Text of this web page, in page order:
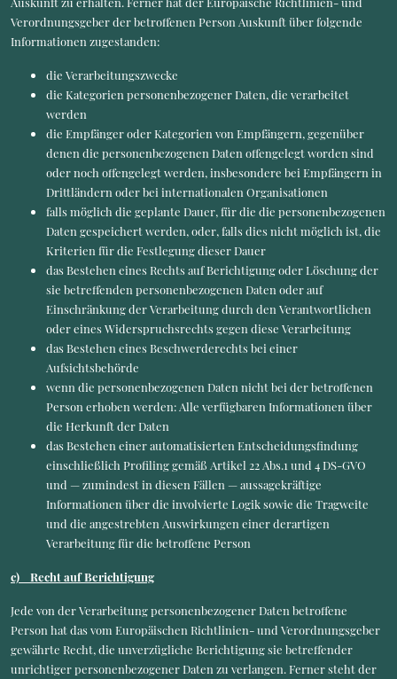
Verordnungsgeber der betroffenen Person Auskunft über folgende
Informationen zugestanden:
die Verarbeitungszwecke
die Kategorien personenbezogener Daten, die verarbeitet
werden
die Empfänger oder Kategorien von Empfängern, gegenüber
denen die personenbezogenen Daten offengelegt worden sind
oder noch offengelegt werden, insbesondere bei Empfängern in
Drittländern oder bei internationalen Organisationen
falls möglich die geplante Dauer, für die die personenbezogenen
Daten gespeichert werden, oder, falls dies nicht möglich ist, die
Kriterien für die Festlegung dieser Dauer
das Bestehen eines Rechts auf Berichtigung oder Löschung der
sie betreffenden personenbezogenen Daten oder auf
Einschränkung der Verarbeitung durch den Verantwortlichen
oder eines Widerspruchsrechts gegen diese Verarbeitung
das Bestehen eines Beschwerderechts bei einer
Aufsichtsbehörde
wenn die personenbezogenen Daten nicht bei der betroffenen
Person erhoben werden: Alle verfügbaren Informationen über
die Herkunft der Daten
das Bestehen einer automatisierten Entscheidungsfindung
einschließlich Profiling gemäß Artikel 22 Abs.1 und 4 DS-GVO
und — zumindest in diesen Fällen — aussagekräftige
Informationen über die involvierte Logik sowie die Tragweite
und die angestrebten Auswirkungen einer derartigen
Verarbeitung für die betroffene Person
c) Recht auf Berichtigung
Jede von der Verarbeitung personenbezogener Daten betroffene
Person hat das vom Europäischen Richtlinien- und Verordnungsgeber
gewährte Recht, die unverzügliche Berichtigung sie betreffender
unrichtiger personenbezogener Daten zu verlangen. Ferner steht der